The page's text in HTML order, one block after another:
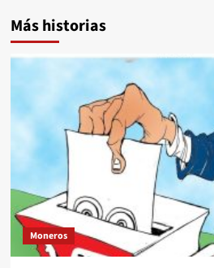
Más historias
Moneros